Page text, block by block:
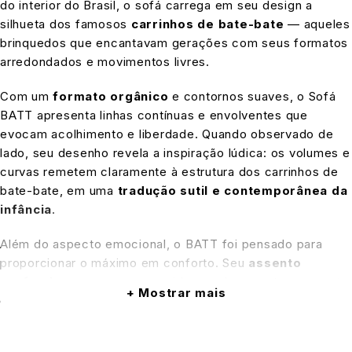
do interior do Brasil, o sofá carrega em seu design a
silhueta dos famosos carrinhos de bate-bate — aqueles
brinquedos que encantavam gerações com seus formatos
arredondados e movimentos livres.
Com umformato orgânico e contornos suaves, o Sofá
BATT apresenta linhas contínuas e envolventes que
evocam acolhimento e liberdade. Quando observado de
lado, seu desenho revela a inspiração lúdica: os volumes e
curvas remetem claramente à estrutura dos carrinhos de
bate-bate, em uma tradução sutil e contemporânea da
infância.
Além do aspecto emocional, o BATT foi pensado para
proporcionar o máximo em conforto. Seu assento
o
encosto anatômico com curvaturas suaves oferece
Mostrar mais